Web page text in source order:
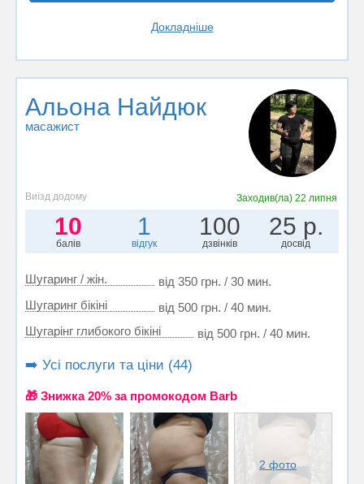
Докладніше
Альона Найдюк
масажист
Виїзд додому Заходив(ла) 22 липня
10
балів
1
відгук
100
дзвінків
25 р.
досвід
Шугаринг / жін.
від 350 грн. / 30 мин.
Шугаринг бікіні
від 500 грн. / 40 мин.
Шугарінг глибокого бікіні
від 500 грн. / 40 мин.
➡️ Усі послуги та ціни (44)
🎁 Знижка 20% за промокодом Barb
2 фото